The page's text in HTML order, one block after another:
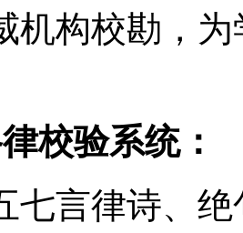
机构校勘，
校验系统：
七言律诗、